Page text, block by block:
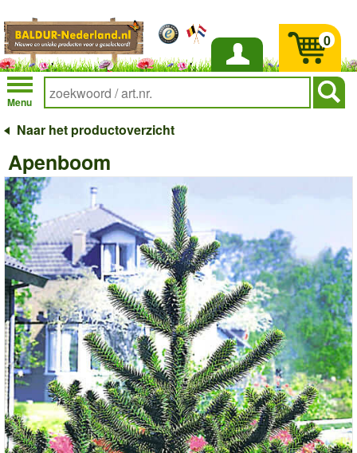
Inloggen
Menu
0
Naar het productoverzicht
Apenboom